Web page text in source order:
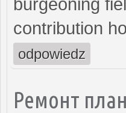
burgeoning
contribution
odpowiedz
Ремонт